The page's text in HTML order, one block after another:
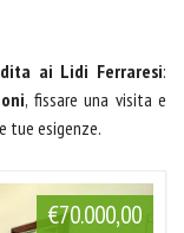
ai Lidi Ferraresi:
, fissare una visita e
tue esigenze.
€70.000,00